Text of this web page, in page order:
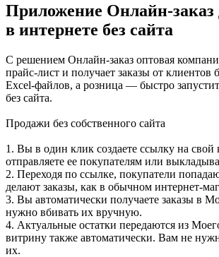
Приложение Онлайн-заказ
в интернете без сайта
С решением Онлайн-заказ оптовая
прайс-лист и получает заказы от клиентов
Excel-файлов, а розница — быстро
без сайта.
Продажи без собственного сайта
1. Вы в один клик создаете ссылку на свой
отправляете ее покупателям или
2. Переходя по ссылке, покупатели
делают заказы, как в обычном интернет-
3. Вы автоматически получаете заказы в
нужно вбивать их вручную.
4. Актуальные остатки передаются из
витрину также автоматически. Вам не
их.